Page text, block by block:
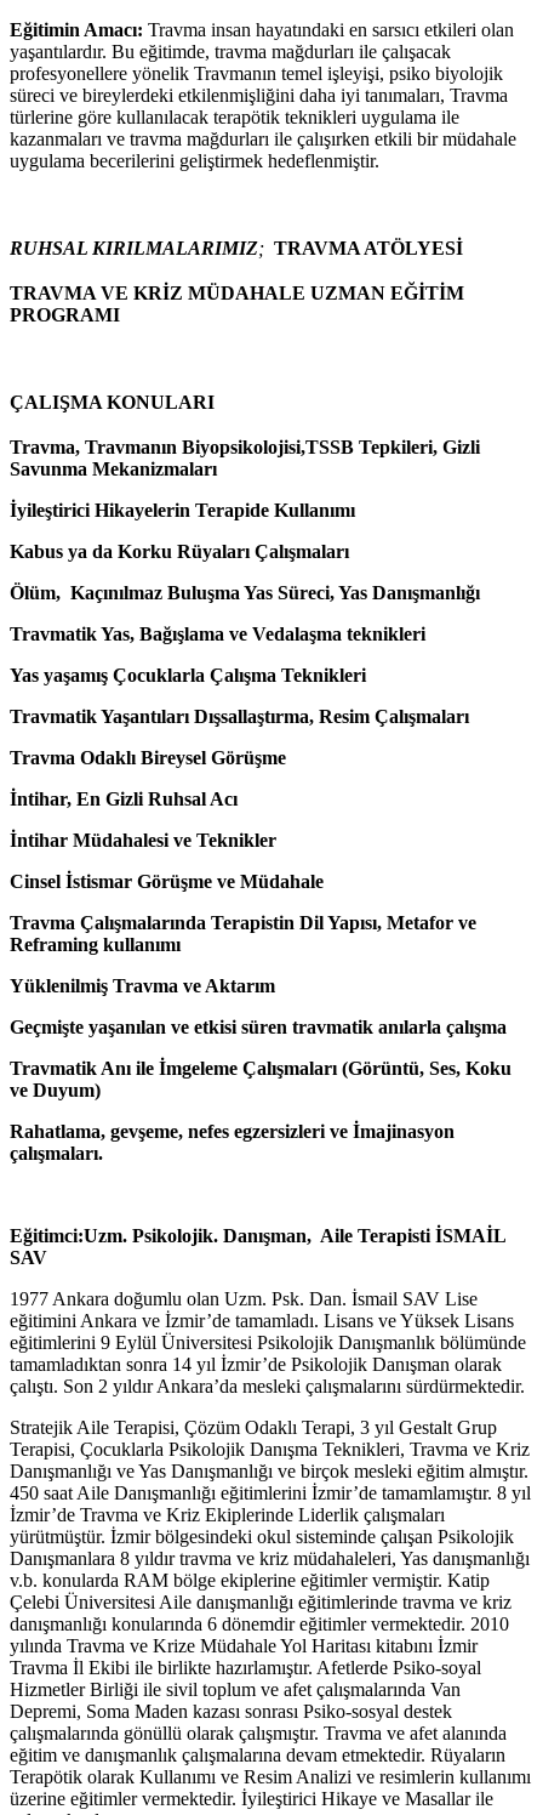
Eğitimin Amacı: Travma insan hayatındaki en sarsıcı etkileri olan
yaşantılardır. Bu eğitimde, travma mağdurları ile çalışacak
profesyonellere yönelik Travmanın temel işleyişi, psiko biyolojik
süreci ve bireylerdeki etkilenmişliğini daha iyi tanımaları, Travma
türlerine göre kullanılacak terapötik teknikleri uygulama ile
kazanmaları ve travma mağdurları ile çalışırken etkili bir müdahale
uygulama becerilerini geliştirmek hedeflenmiştir.
RUHSAL KIRILMALARIMIZ; TRAVMA ATÖLYESİ
TRAVMA VE KRİZ MÜDAHALE UZMAN EĞİTİM
PROGRAMI
ÇALIŞMA KONULARI
Travma, Travmanın Biyopsikolojisi,TSSB Tepkileri, Gizli
Savunma Mekanizmaları
İyileştirici Hikayelerin Terapide Kullanımı
Kabus ya da Korku Rüyaları Çalışmaları
Ölüm, Kaçınılmaz Buluşma Yas Süreci, Yas Danışmanlığı
Travmatik Yas, Bağışlama ve Vedalaşma teknikleri
Yas yaşamış Çocuklarla Çalışma Teknikleri
Travmatik Yaşantıları Dışsallaştırma, Resim Çalışmaları
Travma Odaklı Bireysel Görüşme
İntihar, En Gizli Ruhsal Acı
İntihar Müdahalesi ve Teknikler
Cinsel İstismar Görüşme ve Müdahale
Travma Çalışmalarında Terapistin Dil Yapısı, Metafor ve
Reframing kullanımı
Yüklenilmiş Travma ve Aktarım
Geçmişte yaşanılan ve etkisi süren travmatik anılarla çalışma
Travmatik Anı ile İmgeleme Çalışmaları (Görüntü, Ses, Koku
ve Duyum)
Rahatlama, gevşeme, nefes egzersizleri ve İmajinasyon
çalışmaları.
Eğitimci:Uzm. Psikolojik. Danışman, Aile Terapisti İSMAİL
SAV
1977 Ankara doğumlu olan Uzm. Psk. Dan. İsmail SAV Lise
eğitimini Ankara ve İzmir’de tamamladı. Lisans ve Yüksek Lisans
eğitimlerini 9 Eylül Üniversitesi Psikolojik Danışmanlık bölümünde
tamamladıktan sonra 14 yıl İzmir’de Psikolojik Danışman olarak
çalıştı. Son 2 yıldır Ankara’da mesleki çalışmalarını sürdürmektedir.
Stratejik Aile Terapisi, Çözüm Odaklı Terapi, 3 yıl Gestalt Grup
Terapisi, Çocuklarla Psikolojik Danışma Teknikleri, Travma ve Kriz
Danışmanlığı ve Yas Danışmanlığı ve birçok mesleki eğitim almıştır.
450 saat Aile Danışmanlığı eğitimlerini İzmir’de tamamlamıştır. 8 yıl
İzmir’de Travma ve Kriz Ekiplerinde Liderlik çalışmaları
yürütmüştür. İzmir bölgesindeki okul sisteminde çalışan Psikolojik
Danışmanlara 8 yıldır travma ve kriz müdahaleleri, Yas danışmanlığı
v.b. konularda RAM bölge ekiplerine eğitimler vermiştir. Katip
Çelebi Üniversitesi Aile danışmanlığı eğitimlerinde travma ve kriz
danışmanlığı konularında 6 dönemdir eğitimler vermektedir. 2010
yılında Travma ve Krize Müdahale Yol Haritası kitabını İzmir
Travma İl Ekibi ile birlikte hazırlamıştır. Afetlerde Psiko-soyal
Hizmetler Birliği ile sivil toplum ve afet çalışmalarında Van
Depremi, Soma Maden kazası sonrası Psiko-sosyal destek
çalışmalarında gönüllü olarak çalışmıştır. Travma ve afet alanında
eğitim ve danışmanlık çalışmalarına devam etmektedir. Rüyaların
Terapötik olarak Kullanımı ve Resim Analizi ve resimlerin kullanımı
üzerine eğitimler vermektedir. İyileştirici Hikaye ve Masallar ile